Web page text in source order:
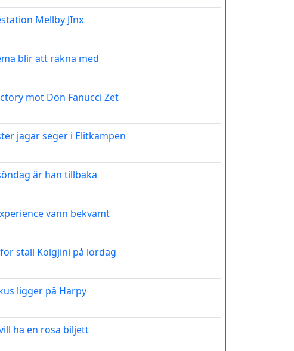
Mellby JInx
blir att räkna med
mot Don Fanucci Zet
jagar seger i Elitkampen
är han tillbaka
vann bekvämt
stall Kolgjini på lördag
ligger på Harpy
ha en rosa biljett